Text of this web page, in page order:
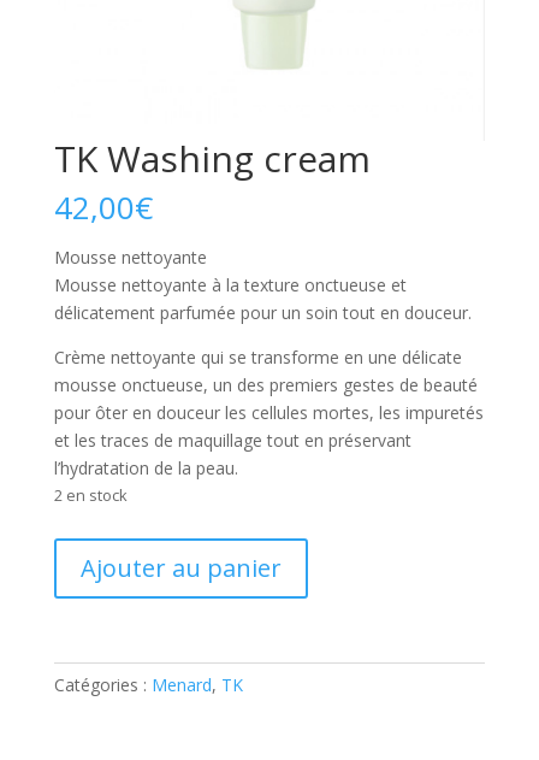
TK Washing cream
42,00€
Mousse nettoyante
Mousse nettoyante à la texture onctueuse et
délicatement parfumée pour un soin tout en douceur.
Crème nettoyante qui se transforme en une délicate
mousse onctueuse, un des premiers gestes de beauté
pour ôter en douceur les cellules mortes, les impuretés
et les traces de maquillage tout en préservant
l’hydratation de la peau.
2 en stock
TK
cream
Ajouter au panier
Catégories : Menard, TK